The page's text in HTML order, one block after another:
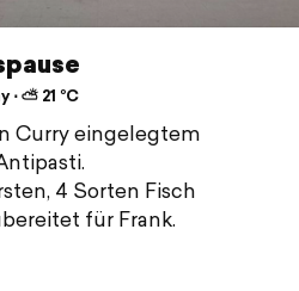
⛅ 21 °C
Curry eingelegtem
4 Sorten Fisch
für Frank.